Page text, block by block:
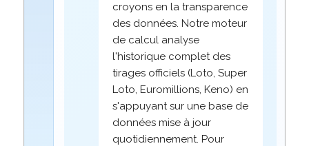
croyons en la transparence
des données. Notre moteur
de calcul analyse
l'historique complet des
tirages officiels (Loto, Super
Loto, Euromillions, Keno) en
s'appuyant sur une base de
données mise à jour
quotidiennement. Pour